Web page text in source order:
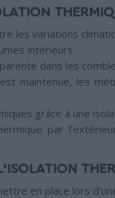
les variations
intérieurs
dans les
maintenue, les
grâce à une
par
en place lors